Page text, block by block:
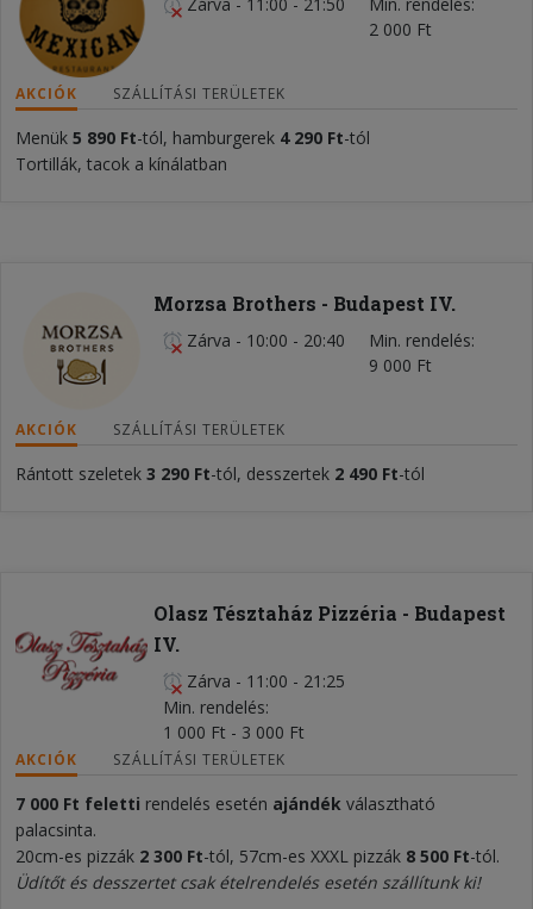
2 000 Ft
AKCIÓK SZÁLLÍTÁSI TERÜLETEK
Menük 5 890 Ft-tól, hamburgerek 4 290 Ft-tól
Tortillák, tacok a kínálatban
Morzsa Brothers - Budapest IV.
Zárva - 10:00 - 20:40
Min. rendelés
9 000 Ft
AKCIÓK SZÁLLÍTÁSI TERÜLETEK
Rántott szeletek 3 290 Ft-tól, desszertek 2 490 Ft-tól
Olasz Tésztaház Pizzéria - Budapest
IV.
Zárva - 11:00 - 21:25
Min. rendelés
1 000 Ft - 3 000 Ft
AKCIÓK SZÁLLÍTÁSI TERÜLETEK
7 000 Ft feletti rendelés esetén ajándék választható
palacsinta.
20cm-es pizzák 2 300 Ft-tól, 57cm-es XXXL pizzák 8 500 Ft-tól.
Üdítőt és desszertet csak ételrendelés esetén szállítunk ki!